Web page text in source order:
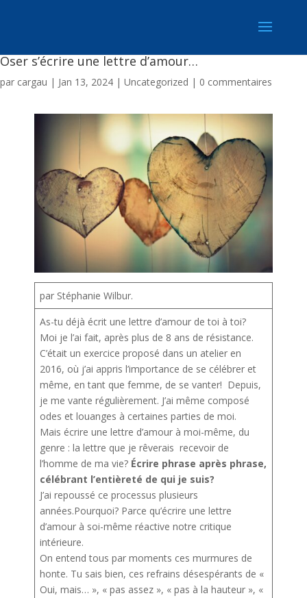
Oser s’écrire une lettre d’amour…
par cargau | Jan 13, 2024 | Uncategorized | 0 commentaires
par Stéphanie Wilbur.
As-tu déjà écrit une lettre d’amour de toi à toi?
Moi je l’ai fait, après plus de 8 ans de résistance.
C’était un exercice proposé dans un atelier en
2016, où j’ai appris l’importance de se célébrer et
même, en tant que femme, de se vanter! Depuis,
je me vante régulièrement. J’ai même composé
odes et louanges à certaines parties de moi.
Mais écrire une lettre d’amour à moi-même, du
genre : la lettre que je rêverais recevoir de
l’homme de ma vie? Écrire phrase après phrase,
célébrant l’entièreté de qui je suis?
J’ai repoussé ce processus plusieurs
années.Pourquoi? Parce qu’écrire une lettre
d’amour à soi-même réactive notre critique
intérieure.
On entend tous par moments ces murmures de
honte. Tu sais bien, ces refrains désespérants de «
Oui, mais… », « pas assez », « pas à la hauteur », «